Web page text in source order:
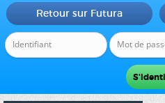
Retour sur Futura